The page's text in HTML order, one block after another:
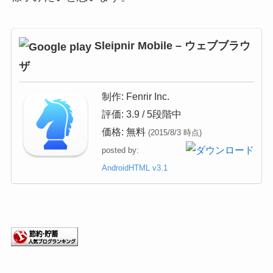
Sleipnir Mobile – ウェブブラウ
ザ
制作: Fenrir Inc.
評価:3.9 / 5段階中
価格:無料 (2015/8/3 時点)
posted by:
AndroidHTML v3.1